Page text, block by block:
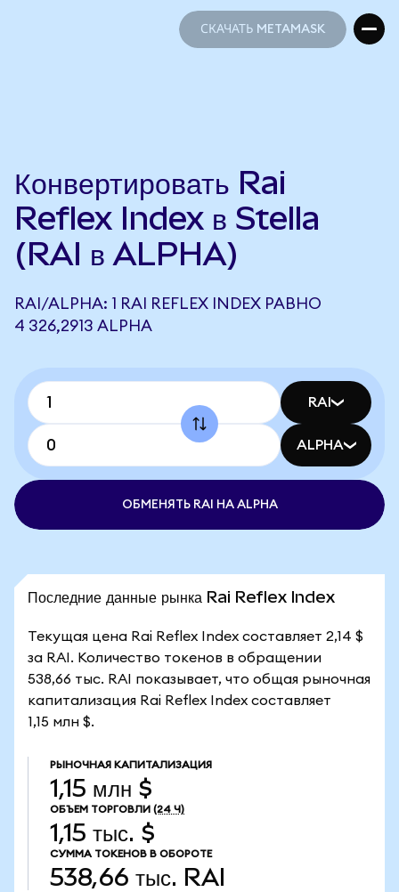
СКАЧАТЬ METAMASK
Конвертировать Rai
Reflex Index в Stella
(RAI в ALPHA)
RAI/ALPHA: 1 RAI REFLEX INDEX РАВНО
4 326,2913 ALPHA
RAI
ALPHA
ОБМЕНЯТЬ RAI НА ALPHA
Последние данные рынка Rai Reflex Index
Текущая цена Rai Reflex Index составляет 2,14 $
за RAI. Количество токенов в обращении
538,66 тыс. RAI показывает, что общая рыночная
капитализация Rai Reflex Index составляет
1,15 млн $.
РЫНОЧНАЯ КАПИТАЛИЗАЦИЯ
1,15 млн $
ОБЪЕМ ТОРГОВЛИ (24 Ч)
1,15 тыс. $
СУММА ТОКЕНОВ В ОБОРОТЕ
538,66 тыс. RAI